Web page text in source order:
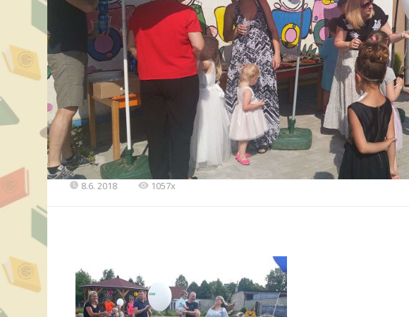
8.6. 2018 1057x